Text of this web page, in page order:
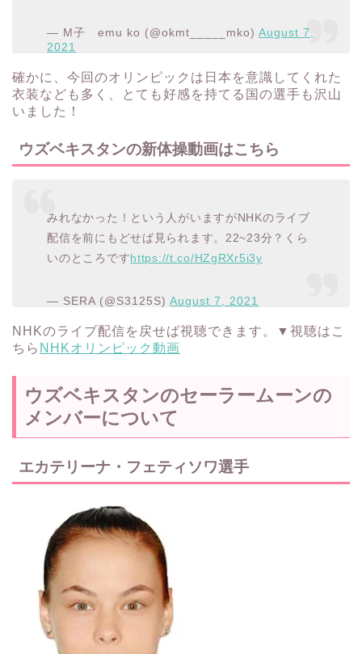
— M子 emu ko (@okmt_____mko)August 7,
2021
確かに、今回のオリンピックは日本を意識してくれた
衣装なども多く、とても好感を持てる国の選手も沢山
いました！
ウズベキスタンの新体操動画はこちら
みれなかった！という人がいますがNHKのライブ
配信を前にもどせば見られます。22~23分？くら
いのところですhttps://t.co/HZgRXr5i3y
— SERA (@S3125S)August 7, 2021
NHKのライブ配信を戻せば視聴できます。▼視聴はこ
ちら NHKオリンピック動画
ウズベキスタンのセーラームーンの
メンバーについて
エカテリーナ・フェティソワ選手